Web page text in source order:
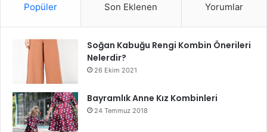
Popüler Son Eklenen Yorumlar
Soğan Kabuğu Rengi Kombin Önerileri
Nelerdir?
26 Ekim 2021
Bayramlık Anne Kız Kombinleri
24 Temmuz 2018